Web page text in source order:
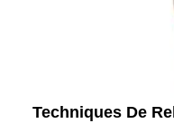
Techniques De